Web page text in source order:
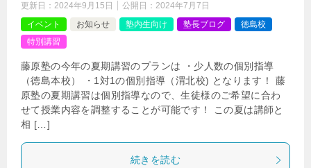
更新日： 2024年9月15日 公開日： 2024年7月7日
イベント
お知らせ 塾内生向け 塾長ブログ
徳島校
特別講習
藤原塾の今年の夏期講習のプランは ・少人数の個別指導
（徳島本校） ・1対1の個別指導（渭北校) となります！ 藤
原塾の夏期講習は個別指導なので、生徒様のご希望に合わ
せて授業内容を調整することが可能です！ この夏は講師と
相 […]
続きを読む